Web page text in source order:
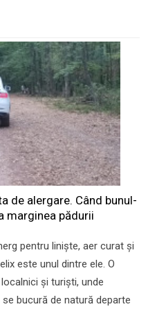
de alergare. Când bunul-
marginea pădurii
pentru liniște, aer curat și
este unul dintre ele. O
și turiști, unde
bucură de natură departe